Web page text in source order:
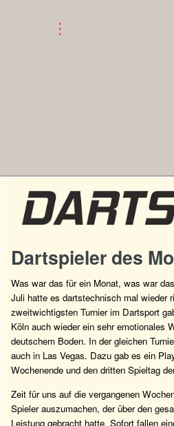
Dartspieler des
Was war das für ein Monat, was war
Juli hatte es dartstechnisch mal wieder
zweitwichtigsten Turnier im Dartsport
Köln auch wieder ein sehr emotionales
deutschem Boden. In der gleichen
auch in Las Vegas. Dazu gab es ein
Wochenende und den dritten Spieltag
Zeit für uns auf die vergangenen
Spieler auszumachen, der über den
Leistung gebracht hatte. Sofort fallen